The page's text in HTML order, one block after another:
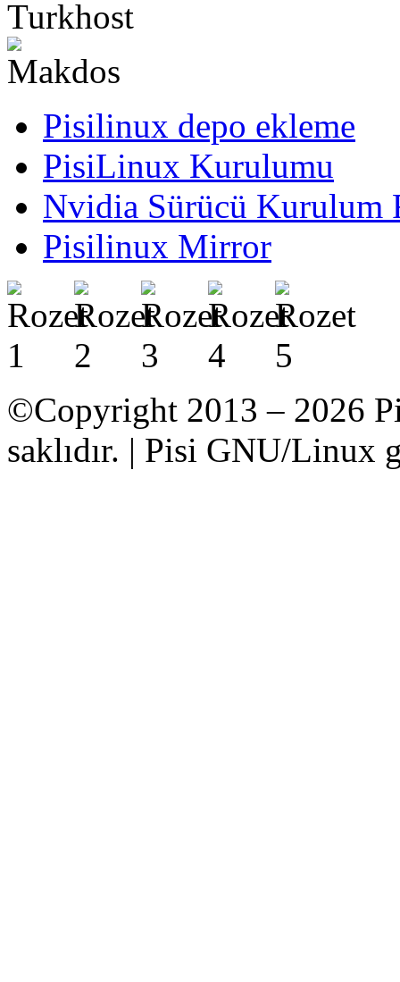
Pisilinux depo ekleme
PisiLinux Kurulumu
Nvidia Sürücü Kurulum
Pisilinux Mirror
©Copyright 2013 – 2026
saklıdır. | Pisi GNU/Linux